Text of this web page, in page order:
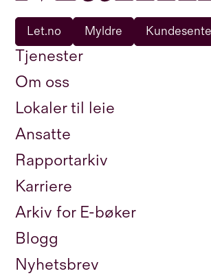
Tjenester
Om oss
Lokaler til leie
Ansatte
Rapportarkiv
Karriere
Arkiv for E-bøker
Blogg
Nyhetsbrev
Let.no Myldre